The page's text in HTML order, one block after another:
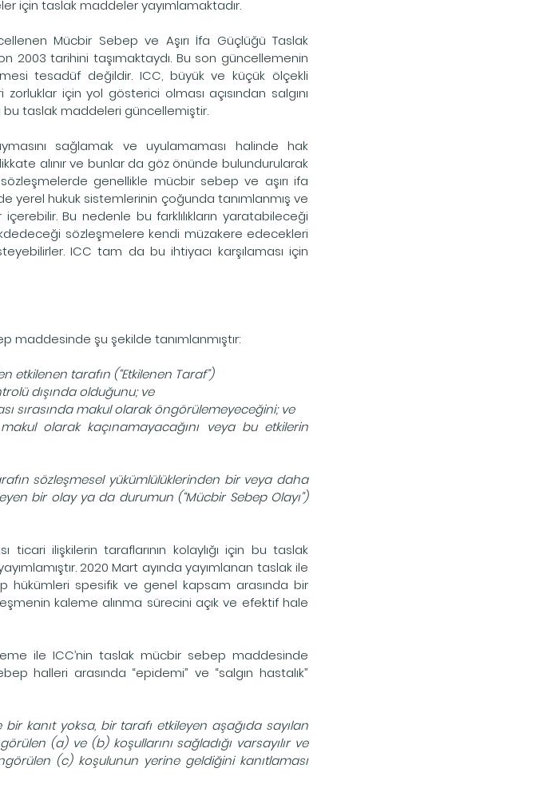
için taslak maddeler yayımlamaktadır.
Mücbir Sebep ve Aşırı İfa Güçlüğü Taslak
2003 tarihini taşımaktaydı. Bu son güncellemenin
tesadüf değildir. ICC, büyük ve küçük ölçekli
için yol gösterici olması açısından salgını
taslak maddeleri güncellemiştir.
sağlamak ve uyulamaması halinde hak
alınır ve bunlar da göz önünde bulundurularak
genellikle mücbir sebep ve aşırı ifa
yerel hukuk sistemlerinin çoğunda tanımlanmış ve
Bu nedenle bu farklılıkların yaratabileceği
sözleşmelere kendi müzakere edecekleri
ICC tam da bu ihtiyacı karşılaması için
maddesinde şu şekilde tanımlanmıştır:
etkilenen tarafın (“Etkilenen Taraf”)
dışında olduğunu; ve
sırasında makul olarak öngörülemeyeceğini; ve
olarak kaçınamayacağını veya bu etkilerin
sözleşmesel yükümlülüklerinden bir veya daha
bir olay ya da durumun (“Mücbir Sebep Olayı”)
ilişkilerin taraflarının kolaylığı için bu taslak
2020 Mart ayında yayımlanan taslak ile
hükümleri spesifik ve genel kapsam arasında bir
kaleme alınma sürecini açık ve efektif hale
ile ICC’nin taslak mücbir sebep maddesinde
halleri arasında “epidemi” ve “salgın hastalık”
bir kanıt yoksa, bir tarafı etkileyen aşağıda sayılan
(a) ve (b) koşullarını sağladığı varsayılır ve
(c) koşulunun yerine geldiğini kanıtlaması